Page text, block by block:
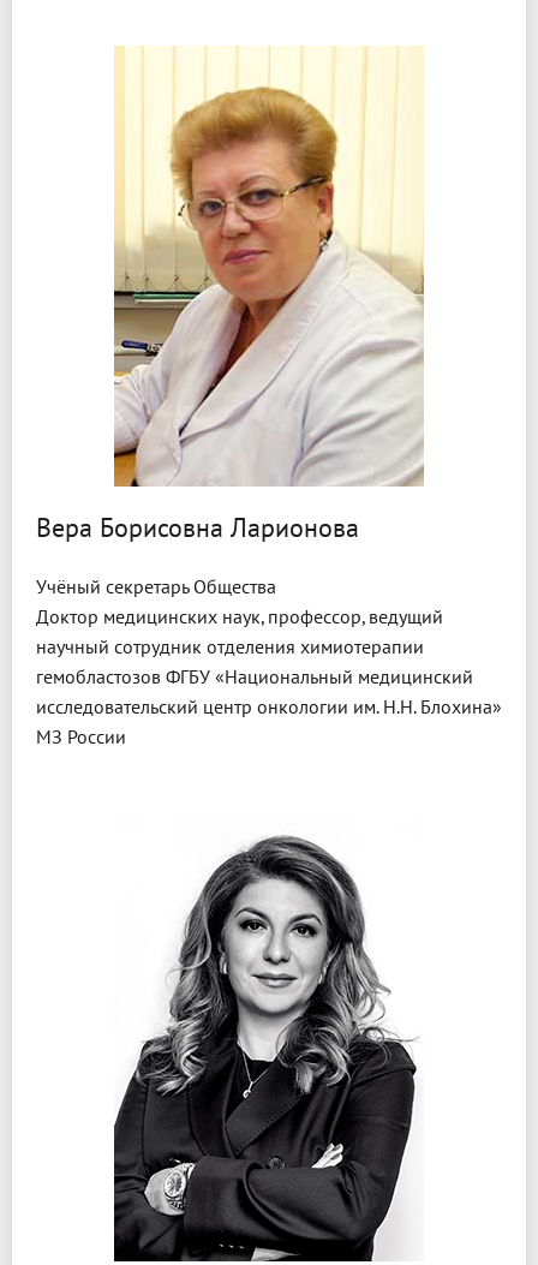
Вера Борисовна Ларионова
Учёный секретарь Общества
Доктор медицинских наук, профессор, ведущий
научный сотрудник отделения химиотерапии
гемобластозов ФГБУ «Национальный медицинский
исследовательский центр онкологии им. Н.Н. Блохина»
МЗ России